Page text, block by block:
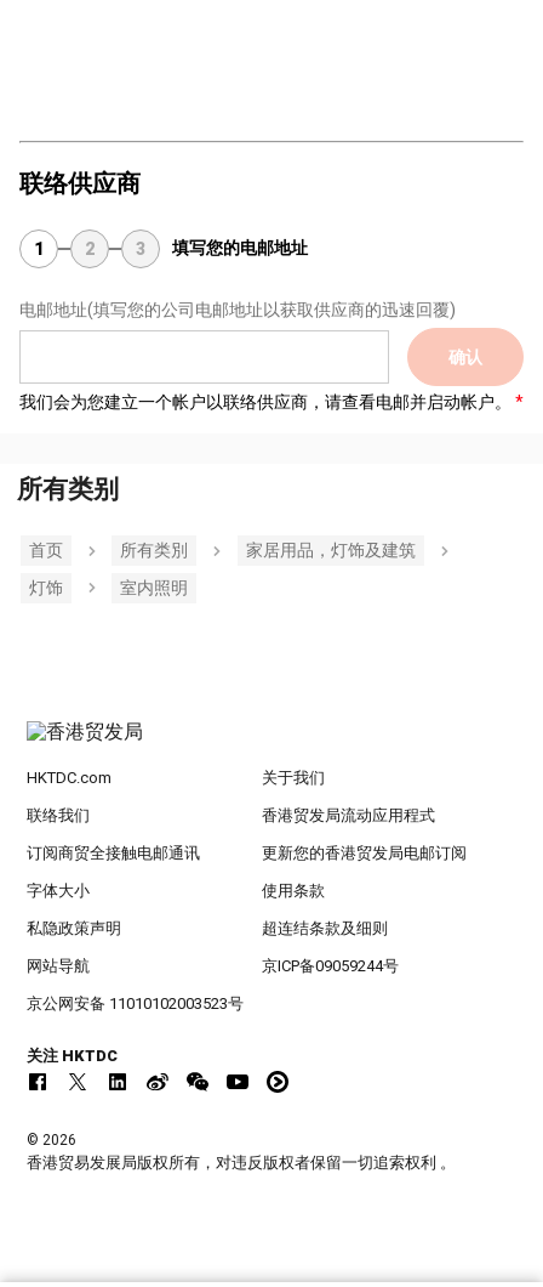
联络供应商
1 2 3 填写您的电邮地址
电邮地址(填写您的公司电邮地址以获取供应商的迅速回覆)
确认
我们会为您建立一个帐户以联络供应商，请查看电邮并启动帐户。
所有类别
首页 所有类別
家居用品，灯饰及建筑
灯饰
室内照明
HKTDC.com 关于我们
联络我们 香港贸发局流动应用程式
订阅商贸全接触电邮通讯 更新您的香港贸发局电邮订阅
字体大小 使用条款
私隐政策声明 超连结条款及细则
网站导航 京ICP备09059244号
京公网安备 11010102003523号
关注 HKTDC
© 2026
香港贸易发展局版权所有，对违反版权者保留一切追索权利 。